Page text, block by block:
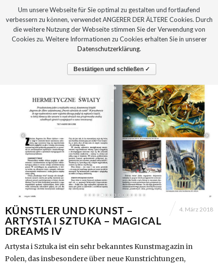
KÜNSTLER UND KUNST –
ARTYSTA I SZTUKA – MAGICAL
DREAMS IV
4. März 2018
Artysta i Sztuka ist ein sehr bekanntes Kunstmagazin in
Polen, das insbesondere über neue Kunstrichtungen,
Um unsere Webseite für Sie optimal zu gestalten und fortlaufend
verbessern zu können, verwendet ANGERER DER ÄLTERE Cookies. Durch
die weitere Nutzung der Webseite stimmen Sie der Verwendung von
Cookies zu. Weitere Informationen zu Cookies erhalten Sie in unserer
Datenschutzerklärung.
Bestätigen und schließen ✓